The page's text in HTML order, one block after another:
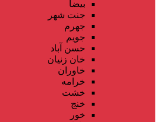
بیضا
جنت شهر
جهرم
جویم
حسن آباد
خان زنیان
خاوران
خرامه
خشت
خنج
خور